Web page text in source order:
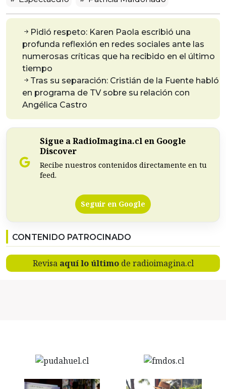
Pidió respeto: Karen Paola escribió una
profunda reflexión en redes sociales ante las
numerosas críticas que ha recibido en el último
tiempo
Tras su separación: Cristián de la Fuente habló
en programa de TV sobre su relación con
Angélica Castro
Sigue a RadioImagina.cl en Google
Discover
Recibe nuestros contenidos directamente en tu
feed.
Seguir en Google
CONTENIDO PATROCINADO
Revisa aquí lo últimode radioimagina.cl